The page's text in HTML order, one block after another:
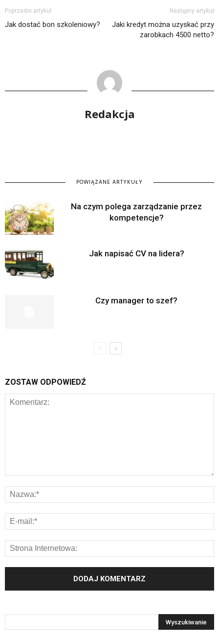
Poprzedni artykuł
Jak dostać bon szkoleniowy?
Następny artykuł
Jaki kredyt można uzyskać przy
zarobkach 4500 netto?
Redakcja
POWIĄZANE ARTYKUŁY
Na czym polega zarządzanie przez
kompetencje?
Jak napisać CV na lidera?
Czy manager to szef?
ZOSTAW ODPOWIEDŹ